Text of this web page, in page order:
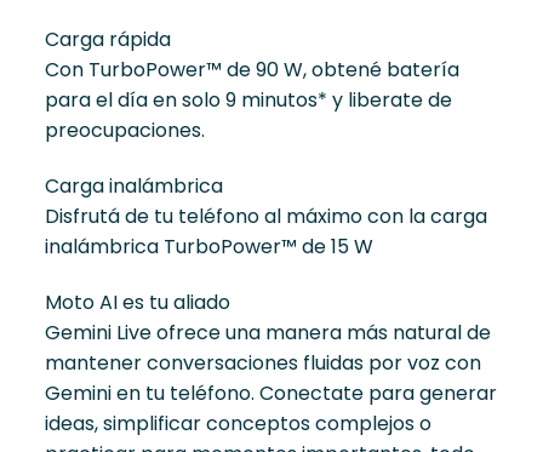
Carga rápida
Con TurboPower™ de 90 W, obtené batería
para el día en solo 9 minutos* y liberate de
preocupaciones.
Carga inalámbrica
Disfrutá de tu teléfono al máximo con la carga
inalámbrica TurboPower™ de 15 W
Moto AI es tu aliado
Gemini Live ofrece una manera más natural de
mantener conversaciones fluidas por voz con
Gemini en tu teléfono. Conectate para generar
ideas, simplificar conceptos complejos o